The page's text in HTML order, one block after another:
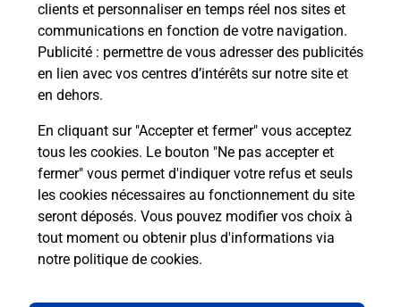
clients et personnaliser en temps réel nos sites et
communications en fonction de votre navigation.
Publicité : permettre de vous adresser des publicités
en lien avec vos centres d’intérêts sur notre site et
en dehors.
En cliquant sur "Accepter et fermer" vous acceptez
tous les cookies. Le bouton "Ne pas accepter et
fermer" vous permet d'indiquer votre refus et seuls
les cookies nécessaires au fonctionnement du site
seront déposés. Vous pouvez modifier vos choix à
tout moment ou obtenir plus d'informations via
notre politique de cookies.
Envoyer un colis
(35600) ? Découvrez toutes les solutions
proposées par La Poste.
En savoir plus